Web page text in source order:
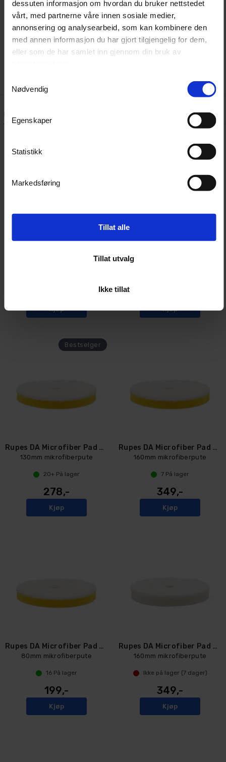
dessuten informasjon om hvordan du bruker nettstedet
vårt, med partnerne våre innen sosiale medier,
annonsering og analysearbeid, som kan kombinere den
med annen informasjon du har gjort tilgjengelig for dem,
eller som de har samlet inn gjennom din bruk av
Nødvendig
Egenskaper
Statistikk
Markedsføring
Tillat alle
Tillat utvalg
Ikke tillat
en så jevn finish at det sjelden er nødvendig med
ytterligere behandling. Ofte brukt sammen med Rupes
DA Fine Polish eller Rupes Uno Advanced for 1-stegs
polering med lakkbeskyttelse.
Lignende produkter Spørsmål og svar:
Kjøp Kjøp
Rupes DA Microfiber Pad Fine
130mm mikrofiberpute
20+ På lager
278,-
Kjøp
Rupes DA Microfiber Pad Fine
160mm mikrofiberpute
7 På lager
349,-
Kjøp
Rupes DA Microfiber Pad Fine
80mm mikrofiberpute
16 På lager
199,-
Kjøp
Rupes DA Microfiber Pad UltraFine
160mm mikrofiberpute
Ikke på lager (7dager)
349,-
Kjøp